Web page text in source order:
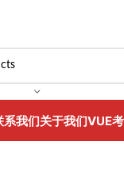
系我们关于我们VUE